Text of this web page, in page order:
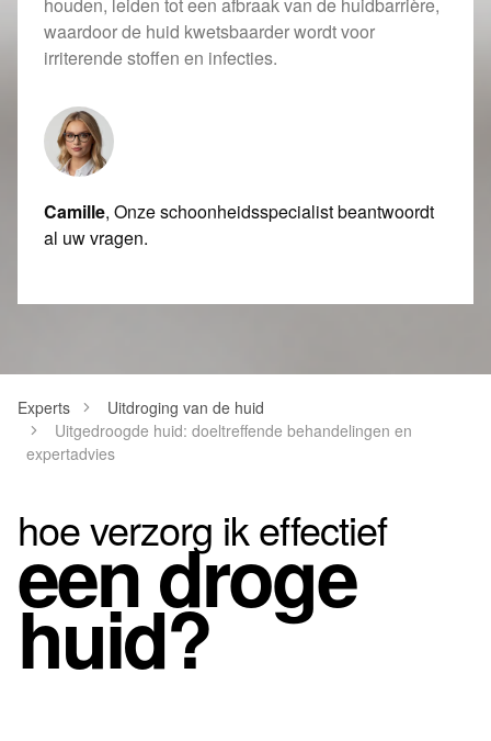
houden, leiden tot een afbraak van de huidbarrière,
waardoor de huid kwetsbaarder wordt voor
irriterende stoffen en infecties.
Camille, Onze schoonheidsspecialist beantwoordt
al uw vragen.
Experts
Uitdroging van de huid
Uitgedroogde huid: doeltreffende behandelingen en
expertadvies
hoe verzorg ik effectief
een droge
huid?